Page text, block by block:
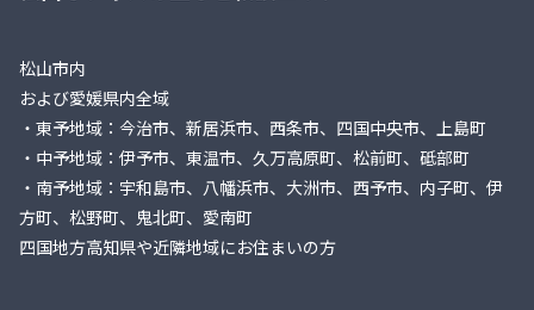
松山市内
および愛媛県内全域
・東予地域：今治市、新居浜市、西条市、四国中央市、上島町
・中予地域：伊予市、東温市、久万高原町、松前町、砥部町
・南予地域：宇和島市、八幡浜市、大洲市、西予市、内子町、伊
方町、松野町、鬼北町、愛南町
四国地方高知県や近隣地域にお住まいの方